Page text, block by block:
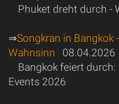
Phuket dreht durch -
⇒Songkran in Bangkok
Wahnsinn 08.04.2026
Bangkok feiert durch:
Events 2026